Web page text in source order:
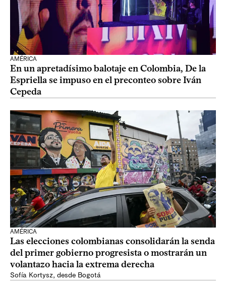
AMÉRICA
En un apretadísimo balotaje en Colombia, De la
Espriella se impuso en el preconteo sobre Iván
Cepeda
AMÉRICA
Las elecciones colombianas consolidarán la senda
del primer gobierno progresista o mostrarán un
volantazo hacia la extrema derecha
Sofía Kortysz, desde Bogotá